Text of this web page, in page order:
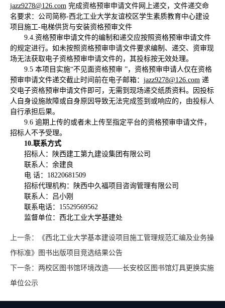
jazz9278@126.com 完成资格预审申请文件网上递交，文件递交命
名要求：公司简称-西北工业大学友谊校区学生素质教育中心建设
项目施工-电梯供货与安装资格预审文件
9.4.资格预审申请文件的编制和递交应按照资格预审申请文件
的规定进行。如未按照资格预审申请文件要求编制、递交、资审现
场无法获取电子资格预审申请文件的，其投标按无效处理。
9.5 本项目实施“不见面资格预审 ”，资格预审申请人仅在资格
预审申请文件递交截止时间前在电子邮箱： jazz9278@126.com 递
交电子资格预审申请文件即可，无需到现场递交纸质资料。因投标
人自身设施故障或自身原因导致无法完成签到或响应的，由投标人
自行承担后果。
9.6 逾期上传的或者未上传至指定平台的资格预审申请文件，
招标人不予受理。
10.联系方式
招标人：陕西建工第九建设集团有限公司
联系人：余建良
电 话：18220681509
招标代理机构：陕西中久福项目咨询管理有限公司
联系人：吕小刚
联系电话：15529569562
监督单位：西北工业大学基建处
上一条：
《西北工业大学基本建设项目施工管理规范汇编及业务操
作标准》图书出版项目竞选结果公告
下一条： 两校区图书馆环境改造——长安校区图书馆灯具更换实施
单位公示